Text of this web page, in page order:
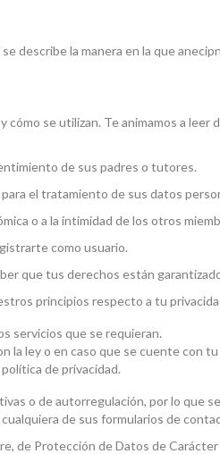
describe la manera en la que
cómo se utilizan. Te animamos a
de sus padres o tutores.
el tratamiento de sus datos
o a la intimidad de los otros
como usuario.
que tus derechos están
principios respecto a tu
servicios que se requieran.
la ley o en caso que se cuente con
de privacidad.
o de autorregulación, por lo que
de sus formularios de
de Protección de Datos de